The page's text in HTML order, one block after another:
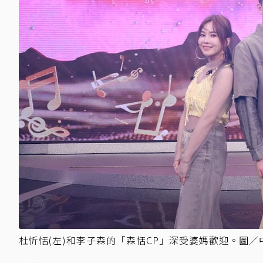
杜忻恬(左)和李子森的「森恬CP」深受婆媽歡迎。圖／